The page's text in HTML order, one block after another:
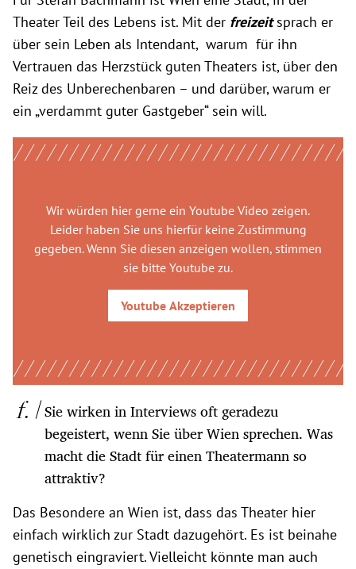
Theater Teil des Lebens ist. Mit der freizeitsprach er
über sein Leben als Intendant, warum für ihn
Vertrauen das Herzstück guten Theaters ist, über den
Reiz des Unberechenbaren – und darüber, warum er
ein „verdammt guter Gastgeber“ sein will.
Wir würden hier gerne ein Youtube Video zeigen.
Leider haben Sie uns hierfür keine Zustimmung
gegeben. Wenn Sie diesen anzeigen wollen, stimmen
sie bitte Youtube zu.
Youtube Akzeptieren
Sie wirken in Interviews oft geradezu
begeistert, wenn Sie über Wien sprechen. Was
macht die Stadt für einen Theatermann so
attraktiv?
Das Besondere an Wien ist, dass das Theater hier
einfach wirklich zur Stadt dazugehört. Es ist beinahe
genetisch eingraviert. Vielleicht könnte man auch